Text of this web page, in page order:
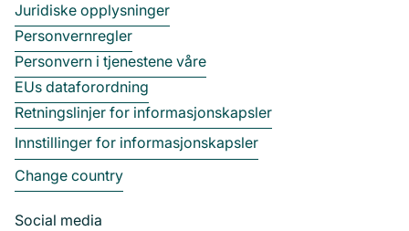
Juridiske opplysninger
Personvernregler
Personvern i tjenestene våre
EUs dataforordning
Retningslinjer for informasjonskapsler
Innstillinger for informasjonskapsler
Change country
Social media